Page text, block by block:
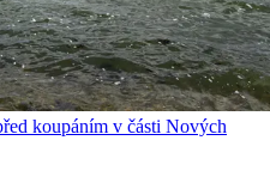
koupáním v části Nových